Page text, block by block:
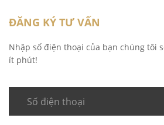
ĐĂNG KÝ TƯ VẤN
Nhập số điện thoại của bạn chúng tôi
ít phút!